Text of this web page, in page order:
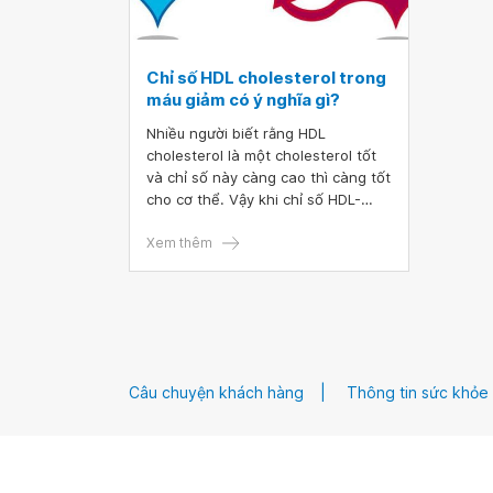
Chỉ số HDL cholesterol trong
máu giảm có ý nghĩa gì?
Nhiều người biết rằng HDL
cholesterol là một cholesterol tốt
và chỉ số này càng cao thì càng tốt
cho cơ thể. Vậy khi chỉ số HDL-
Chắc hẳn có nhiều người còn chưa
Xem thêm
Câu chuyện khách hàng Thông tin sức khỏe